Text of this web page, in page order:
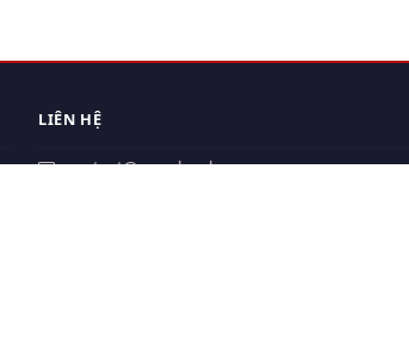
LIÊN HỆ
contact@xuanhanh.vn